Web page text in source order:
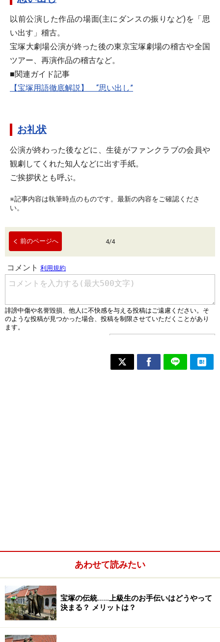
以前公演した作品の場面(主にダンスの振りなど)を「思
い出す」稽古。
宝塚大劇場公演が終った後の東京宝塚劇場の稽古や全国
ツアー、再演作品の稽古など。
■関連ガイド記事
【宝塚用語徹底解説】 “思い出し”
お礼状
公演が終わった後などに、生徒がファンクラブの会員や
観劇してくれた知人などに出す手紙。
ご挨拶状とも呼ぶ。
※記事内容は執筆時点のものです。最新の内容をご確認くださ
い。
前のページへ 4/4
あわせて読みたい
宝塚の伝統……上級生のお手伝いはどうやって
決まる？ メリットは？